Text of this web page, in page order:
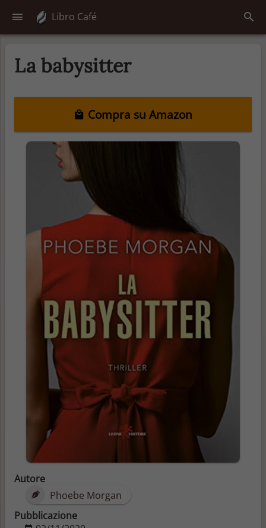
Libro Café
La babysitter
Compra su Amazon
Autore
Phoebe Morgan
Pubblicazione